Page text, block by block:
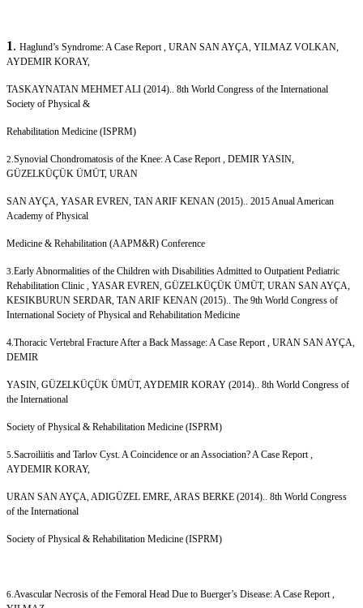
1. Haglund’s Syndrome: A Case Report , URAN SAN AYÇA, YILMAZ VOLKAN,
AYDEMIR KORAY,
TASKAYNATAN MEHMET ALI (2014).. 8th World Congress of the International
Society of Physical &
Rehabilitation Medicine (ISPRM)
2. Synovial Chondromatosis of the Knee: A Case Report , DEMIR YASIN,
GÜZELKÜÇÜK ÜMÜT, URAN
SAN AYÇA, YASAR EVREN, TAN ARIF KENAN (2015).. 2015 Anual American
Academy of Physical
Medicine & Rehabilitation (AAPM&R) Conference
3. Early Abnormalities of the Children with Disabilities Admitted to Outpatient Pediatric
Rehabilitation Clinic , YASAR EVREN, GÜZELKÜÇÜK ÜMÜT, URAN SAN AYÇA,
KESIKBURUN SERDAR, TAN ARIF KENAN (2015).. The 9th World Congress of
International Society of Physical and Rehabilitation Medicine
4.Thoracic Vertebral Fracture After a Back Massage: A Case Report , URAN SAN AYÇA,
DEMIR
YASIN, GÜZELKÜÇÜK ÜMÜT, AYDEMIR KORAY (2014).. 8th World Congress of
the International
Society of Physical & Rehabilitation Medicine (ISPRM)
5. Sacroiliitis and Tarlov Cyst. A Coincidence or an Association? A Case Report ,
AYDEMIR KORAY,
URAN SAN AYÇA, ADIGÜZEL EMRE, ARAS BERKE (2014).. 8th World Congress
of the International
Society of Physical & Rehabilitation Medicine (ISPRM)
6. Avascular Necrosis of the Femoral Head Due to Buerger’s Disease: A Case Report ,